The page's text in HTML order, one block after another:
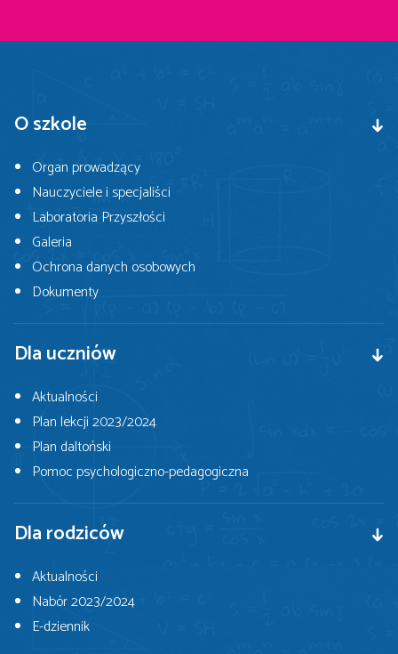
O szkole
Organ prowadzący
Nauczyciele i specjaliści
Laboratoria Przyszłości
Galeria
Ochrona danych osobowych
Dokumenty
Dla uczniów
Aktualności
Plan lekcji 2023/2024
Plan daltoński
Pomoc psychologiczno-pedagogiczna
Dla rodziców
Aktualności
Nabór 2023/2024
E-dziennik